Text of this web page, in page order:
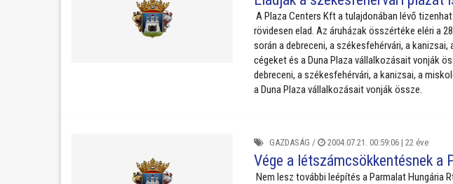
A Plaza Centers Kft a tulajdonában lévő
rövidesen elad. Az áruházak összértéke eléri a
során a debreceni, a székesfehérvári, a
cégeket és a Duna Plaza vállalkozásait vonják
debreceni, a székesfehérvári, a kanizsai, a
a Duna Plaza vállalkozásait vonják össze.
GAZDASÁG / 2004.07.21. 00:59:06 | 22 éve
Vége a létszámcsökkentésnek a
Nem lesz további leépítés a Parmalat Hungária